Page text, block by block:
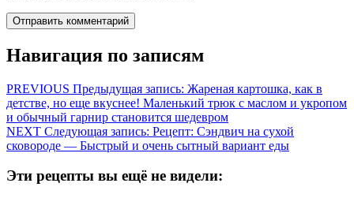
Навигация по записям
PREVIOUS Предыдущая запись: Жареная картошка, как в
детстве, но еще вкуснее! Маленький трюк с маслом и укропом
и обычный гарнир становится шедевром
NEXT Следующая запись: Рецепт: Сэндвич на сухой
сковороде — Быстрый и очень сытный вариант еды
Эти рецепты вы ещё не видели: